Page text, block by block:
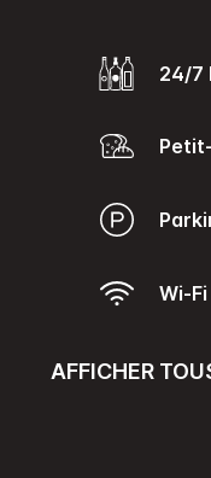
24/
Wi-Fi
AFFICHER